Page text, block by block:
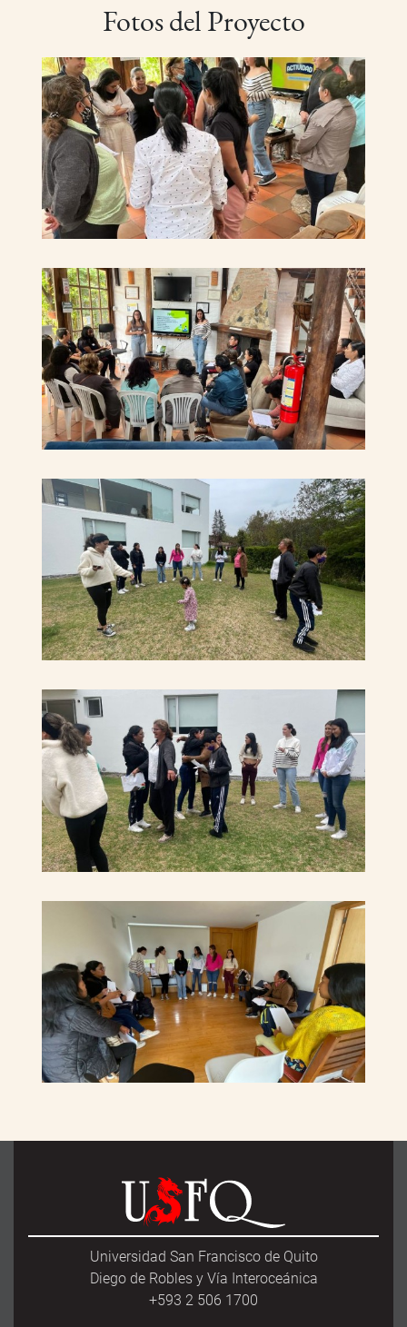
Fotos del Proyecto
Universidad San Francisco de Quito
Diego de Robles y Vía Interoceánica
+593 2 506 1700